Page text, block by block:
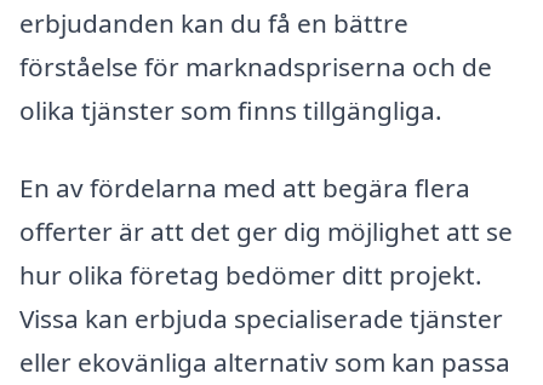
erbjudanden kan du få en bättre
förståelse för marknadspriserna och de
olika tjänster som finns tillgängliga.
En av fördelarna med att begära flera
offerter är att det ger dig möjlighet att se
hur olika företag bedömer ditt projekt.
Vissa kan erbjuda specialiserade tjänster
eller ekovänliga alternativ som kan passa